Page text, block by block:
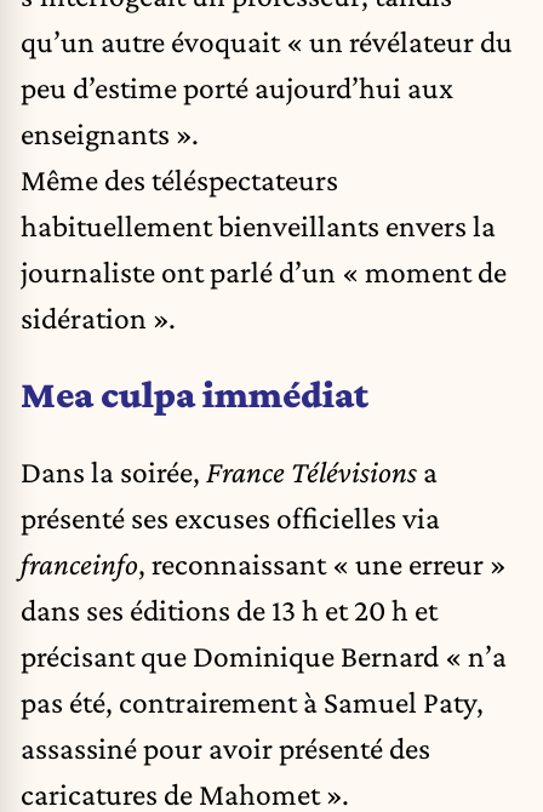
qu’un autre évoquait « un révélateur du
peu d’estime porté aujourd’hui aux
enseignants ».
Même des téléspectateurs
habituellement bienveillants envers la
journaliste ont parlé d’un « moment de
sidération ».
Mea culpa immédiat
Dans la soirée, France Télévisions a
présenté ses excuses officielles via
franceinfo, reconnaissant « une erreur »
dans ses éditions de 13 h et 20 h et
précisant que Dominique Bernard « n’a
pas été, contrairement à Samuel Paty,
assassiné pour avoir présenté des
caricatures de Mahomet ».